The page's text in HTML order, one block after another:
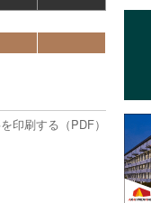
印刷する（PDF）